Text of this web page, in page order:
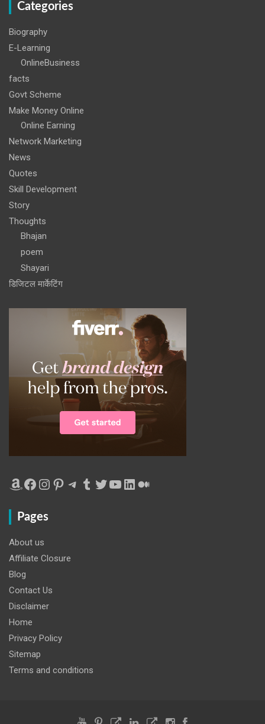
Categories
Biography
E-Learning
OnlineBusiness
facts
Govt Scheme
Make Money Online
Online Earning
Network Marketing
News
Quotes
Skill Development
Story
Thoughts
Bhajan
poem
Shayari
डिजिटल मार्केटिंग
Amazon
Facebook
Instagram
Pinterest
Telegram
Tumblr
Twitter
YouTube
LinkedIn
Medium
Pages
About us
Affiliate Closure
Blog
Contact Us
Disclaimer
Home
Privacy Policy
Sitemap
Terms and conditions